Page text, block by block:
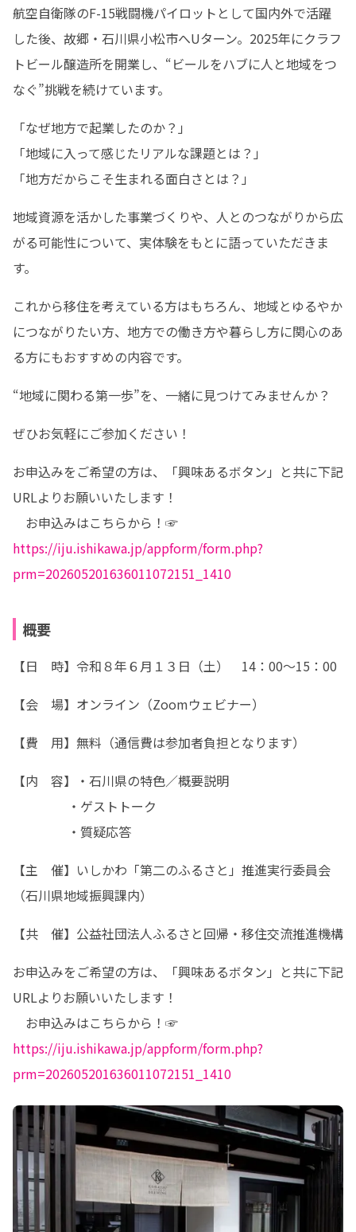
航空自衛隊のF-15戦闘機パイロットとして国内外で活躍
した後、故郷・石川県小松市へUターン。2025年にクラフ
トビール醸造所を開業し、“ビールをハブに人と地域をつ
なぐ”挑戦を続けています。
「なぜ地方で起業したのか？」
「地域に入って感じたリアルな課題とは？」
「地方だからこそ生まれる面白さとは？」
地域資源を活かした事業づくりや、人とのつながりから広
がる可能性について、実体験をもとに語っていただきま
す。
これから移住を考えている方はもちろん、地域とゆるやか
につながりたい方、地方での働き方や暮らし方に関心のあ
る方にもおすすめの内容です。
“地域に関わる第一歩”を、一緒に見つけてみませんか？
ぜひお気軽にご参加ください！
お申込みをご希望の方は、「興味あるボタン」と共に下記
URLよりお願いいたします！
お申込みはこちらから！☞
https://iju.ishikawa.jp/appform/form.php?
prm=202605201636011072151_1410
概要
【日　時】令和８年６月１３日（土）　14：00～15：00
【会　場】オンライン（Zoomウェビナー）
【費　用】無料（通信費は参加者負担となります）
【内　容】・石川県の特色／概要説明
・ゲストトーク
・質疑応答
【主　催】いしかわ「第二のふるさと」推進実行委員会
（石川県地域振興課内）
【共　催】公益社団法人ふるさと回帰・移住交流推進機構
お申込みをご希望の方は、「興味あるボタン」と共に下記
URLよりお願いいたします！
お申込みはこちらから！☞
https://iju.ishikawa.jp/appform/form.php?
prm=202605201636011072151_1410